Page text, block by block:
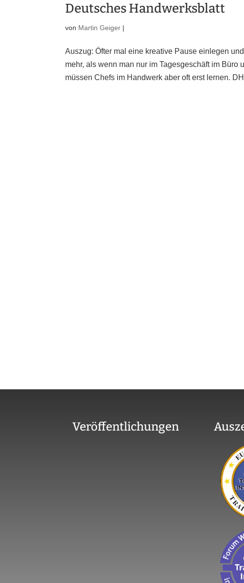
Deutsches Handwerksblatt
von Martin Geiger |
Auszug: Öfter mal eine kreative Pause einlegen
mehr, als wenn man nur im Tagesgeschäft im Büro
müssen Chefs im Handwerk aber oft erst lernen.
Veröffentlichungen